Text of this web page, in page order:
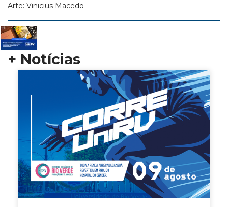
Arte: Vinicius Macedo
+ Notícias